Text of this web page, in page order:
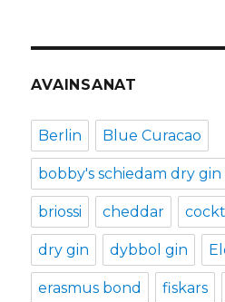
AVAINSANAT
Berlin Blue Curacao
bobby's schiedam dry gin
briossi cheddar
dry gin dybbol gin
erasmus bond fiskars